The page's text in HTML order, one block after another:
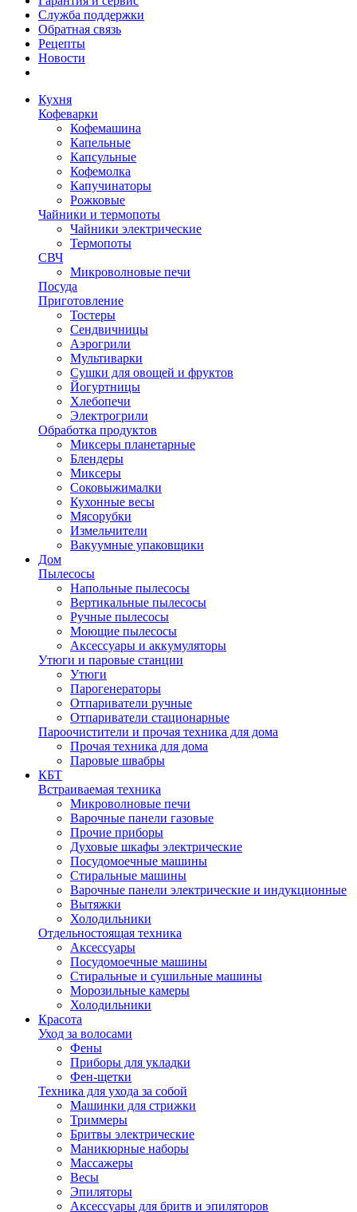
Служба поддержки
Обратная связь
Рецепты
Новости
Кухня
Кофеварки
Кофемашина
Капельные
Капсульные
Кофемолка
Капучинаторы
Рожковые
Чайники и термопоты
Чайники электрические
Термопоты
СВЧ
Микроволновые печи
Посуда
Приготовление
Тостеры
Сендвичницы
Аэрогрили
Мультиварки
Сушки для овощей и фруктов
Йогуртницы
Хлебопечи
Электрогрили
Обработка продуктов
Миксеры планетарные
Блендеры
Миксеры
Соковыжималки
Кухонные весы
Мясорубки
Измельчители
Вакуумные упаковщики
Дом
Пылесосы
Напольные пылесосы
Вертикальные пылесосы
Ручные пылесосы
Моющие пылесосы
Аксессуары и аккумуляторы
Утюги и паровые станции
Утюги
Парогенераторы
Отпариватели ручные
Отпариватели стационарные
Пароочистители и прочая техника для дома
Прочая техника для дома
Паровые швабры
КБТ
Встраиваемая техника
Микроволновые печи
Варочные панели газовые
Прочие приборы
Духовые шкафы электрические
Посудомоечные машины
Стиральные машины
Варочные панели электрические и индукционные
Вытяжки
Холодильники
Отдельностоящая техника
Аксессуары
Посудомоечные машины
Стиральные и сушильные машины
Морозильные камеры
Холодильники
Красота
Уход за волосами
Фены
Приборы для укладки
Фен-щетки
Техника для ухода за собой
Машинки для стрижки
Триммеры
Бритвы электрические
Маникюрные наборы
Массажеры
Весы
Эпиляторы
Аксессуары для бритв и эпиляторов